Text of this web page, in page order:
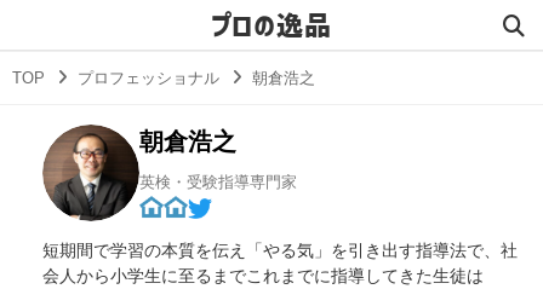
プロの逸品
TOP プロフェッショナル 朝倉浩之
朝倉浩之
英検・受験指導専門家
短期間で学習の本質を伝え「やる気」を引き出す指導法で、社
会人から小学生に至るまでこれまでに指導してきた生徒は